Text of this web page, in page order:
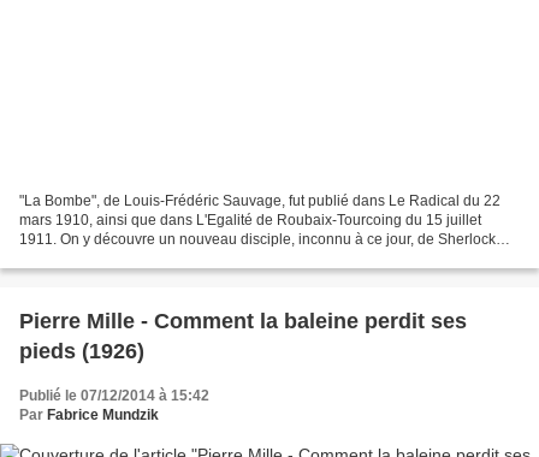
"La Bombe", de Louis-Frédéric Sauvage, fut publié dans Le Radical du 22
mars 1910, ainsi que dans L'Egalité de Roubaix-Tourcoing du 15 juillet
1911. On y découvre un nouveau disciple, inconnu à ce jour, de Sherlock
Pierre Mille - Comment la baleine perdit ses
pieds (1926)
Publié le 07/12/2014 à 15:42
Par Fabrice Mundzik